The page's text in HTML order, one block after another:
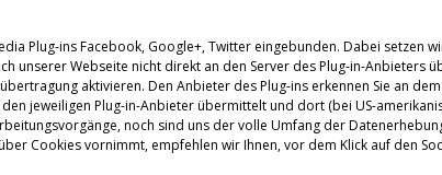
Plug-ins Facebook, Google+, Twitter eingebunden. Dabei setzen
unserer Webseite nicht direkt an den Server des Plug-in-Anbieters
aktivieren. Den Anbieter des Plug-ins erkennen Sie an
jeweiligen Plug-in-Anbieter übermittelt und dort (bei US-
noch sind uns der volle Umfang der
Cookies vornimmt, empfehlen wir Ihnen, vor dem Klick auf den